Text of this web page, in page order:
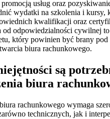
usług oraz
wydatki na szkolenia i kursy,
kwalifikacji oraz
od odpowiedzialności cywilnej
który powinien być brany
biura rachunkowego.
są
biura
rachunkowego wymaga
technicznych, jak i